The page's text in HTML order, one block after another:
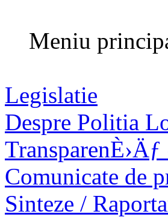
Meniu
Legislatie
Despre Politia
Comunicate de
Sinteze /